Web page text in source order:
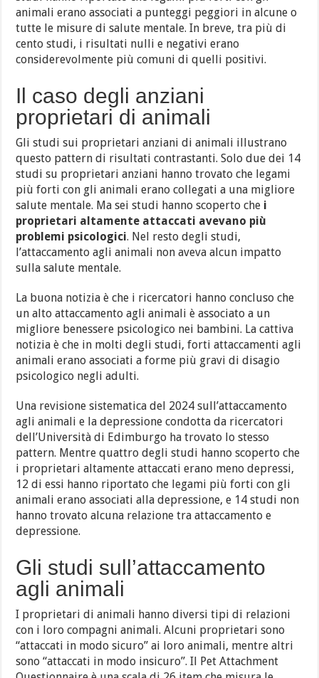
animali erano associati a punteggi peggiori in alcune o
tutte le misure di salute mentale. In breve, tra più di
cento studi, i risultati nulli e negativi erano
considerevolmente più comuni di quelli positivi.
Il caso degli anziani
proprietari di animali
Gli studi sui proprietari anziani di animali illustrano
questo pattern di risultati contrastanti. Solo due dei 14
studi su proprietari anziani hanno trovato che legami
più forti con gli animali erano collegati a una migliore
salute mentale. Ma sei studi hanno scoperto che i
proprietari altamente attaccati avevano più
problemi psicologici. Nel resto degli studi,
l’attaccamento agli animali non aveva alcun impatto
sulla salute mentale.
La buona notizia è che i ricercatori hanno concluso che
un alto attaccamento agli animali è associato a un
migliore benessere psicologico nei bambini. La cattiva
notizia è che in molti degli studi, forti attaccamenti agli
animali erano associati a forme più gravi di disagio
psicologico negli adulti.
Una revisione sistematica del 2024 sull’attaccamento
agli animali e la depressione condotta da ricercatori
dell’Università di Edimburgo ha trovato lo stesso
pattern. Mentre quattro degli studi hanno scoperto che
i proprietari altamente attaccati erano meno depressi,
12 di essi hanno riportato che legami più forti con gli
animali erano associati alla depressione, e 14 studi non
hanno trovato alcuna relazione tra attaccamento e
depressione.
Gli studi sull’attaccamento
agli animali
I proprietari di animali hanno diversi tipi di relazioni
con i loro compagni animali. Alcuni proprietari sono
“attaccati in modo sicuro” ai loro animali, mentre altri
sono “attaccati in modo insicuro”. Il Pet Attachment